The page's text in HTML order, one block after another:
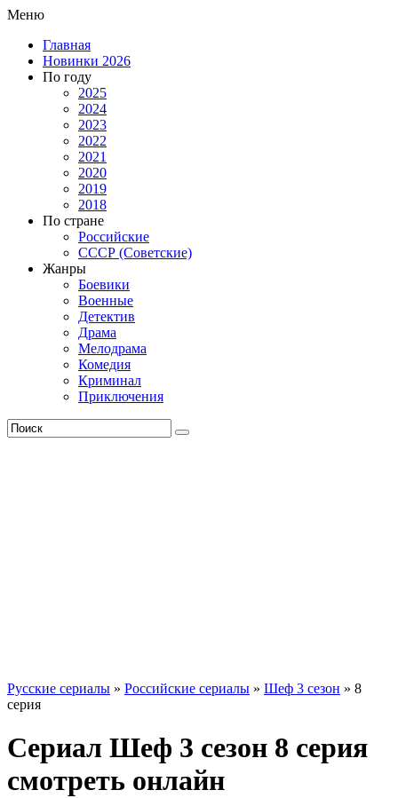
Меню
Главная
Новинки 2026
По году
2025
2024
2023
2022
2021
2020
2019
2018
По стране
Российские
СССР (Советские)
Жанры
Боевики
Военные
Детектив
Драма
Мелодрама
Комедия
Криминал
Приключения
Русские сериалы » Российские сериалы » Шеф 3 сезон » 8
серия
Сериал Шеф 3 сезон 8 серия
смотреть онлайн